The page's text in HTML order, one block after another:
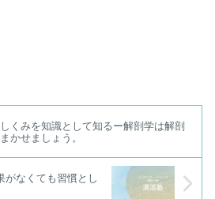
くみを知識として知るー解剖学は解剖
かせましょう。
がなくても習慣とし